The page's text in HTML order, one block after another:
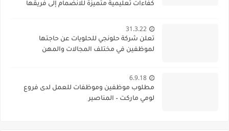
كفاءات تعليمية متميزة للانضمام إلى فريقها
31.3.22
تعلن شركة حلونجي للحلويات عن حاجتها
لموظفين في مختلف المجالات والمهن
6.9.18
مطلوب موظفين وموظفات للعمل لدى فروع
لومي ماركت – المناصير